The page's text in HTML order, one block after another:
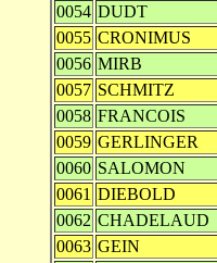
0054 DUDT
0055 CRONIMUS
0056 MIRB
0057 SCHMITZ
0058 FRANCOIS
0059 GERLINGER
0060 SALOMON
0061 DIEBOLD
0062 CHADELAUD
0063 GEIN